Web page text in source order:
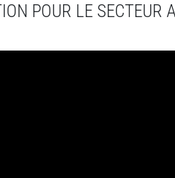
POUR LE SECTEUR